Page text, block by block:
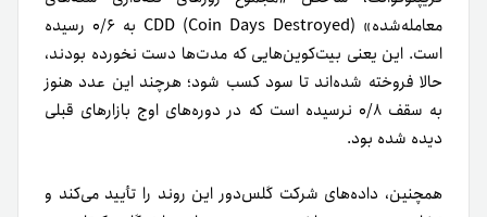
معامله‌شده» CDD (Coin Days Destroyed) به ۰/۶ رسیده
است. این یعنی بیت‌کوین‌هایی که مدت‌ها دست نخورده بودند،
حالا فروخته شده‌اند تا سود کسب شود؛ هرچند این عدد هنوز
به سقف ۰/۸ نرسیده است که در دوره‌های اوج بازارهای قبلی
دیده شده بود.
همچنین، داده‌های شرکت گلس‌دور این روند را تأیید می‌کند و